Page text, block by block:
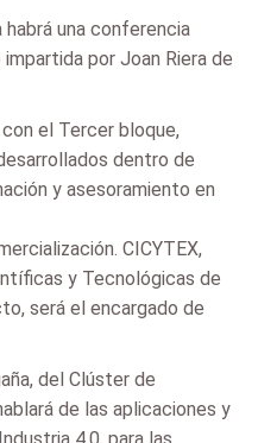
una conferencia
por Joan Riera de
el Tercer bloque,
dentro de
y asesoramiento en
CICYTEX,
y Tecnológicas de
será el encargado de
del Clúster de
de las aplicaciones y